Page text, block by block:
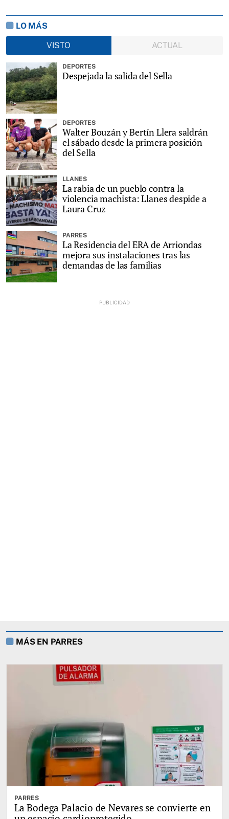
LO MÁS
VISTO
ACTUAL
DEPORTES
Despejada la salida del Sella
DEPORTES
Walter Bouzán y Bertín Llera saldrán
el sábado desde la primera posición
del Sella
LLANES
La rabia de un pueblo contra la
violencia machista: Llanes despide a
Laura Cruz
PARRES
La Residencia del ERA de Arriondas
mejora sus instalaciones tras las
demandas de las familias
MÁS EN PARRES
PARRES
La Bodega Palacio de Nevares se convierte en